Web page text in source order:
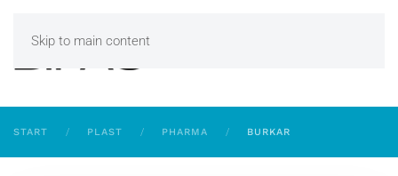
Skip to main content
START PLAST PHARMA BURKAR